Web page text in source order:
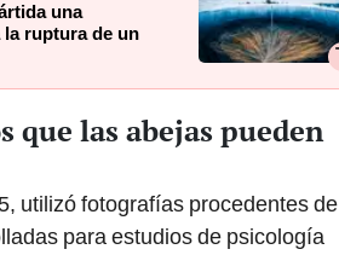
una
ruptura de un
las abejas pueden
utilizó fotografías procedentes de
para estudios de psicología